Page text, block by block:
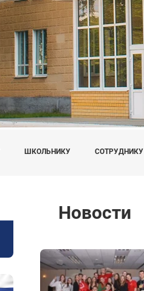
ШКОЛЬНИКУ СОТРУДНИКУ
Новости